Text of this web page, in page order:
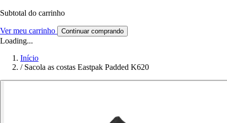
Subtotal do carrinho
Ver meu carrinho Continuar comprando
Loading...
Início
/ Sacola as costas Eastpak Padded K620